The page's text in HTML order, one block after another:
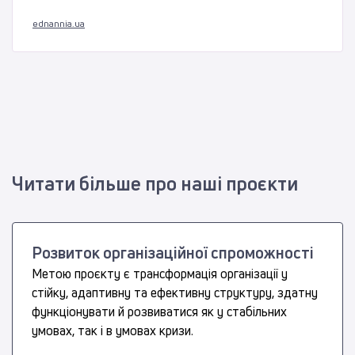
ednannia.ua
Читати більше про наші проєкти
Розвиток організаційної спроможності
Метою проєкту є трансформація організації у
стійку, адаптивну та ефективну структуру, здатну
функціонувати й розвиватися як у стабільних
умовах, так і в умовах кризи.